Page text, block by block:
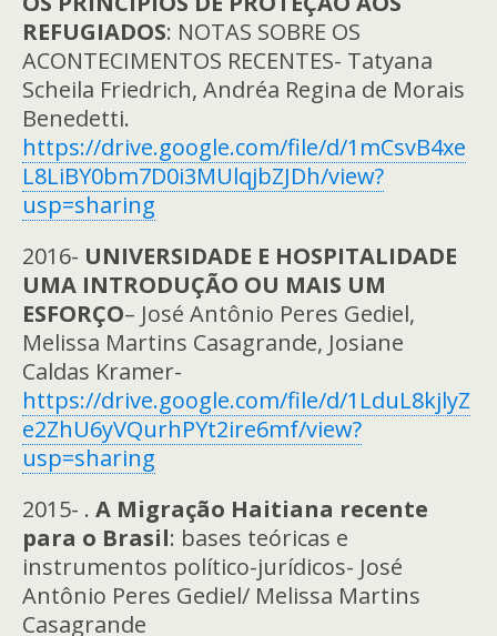
REFUGIADOS: NOTAS SOBRE OS
ACONTECIMENTOS RECENTES- Tatyana
Scheila Friedrich, Andréa Regina de Morais
Benedetti.
https://drive.google.com/file/d/1mCsvB4xe
L8LiBY0bm7D0i3MUlqjbZJDh/view?
usp=sharing
2016- UNIVERSIDADE E HOSPITALIDADE
UMA INTRODUÇÃO OU MAIS UM
ESFORÇO– José Antônio Peres Gediel,
Melissa Martins Casagrande, Josiane
Caldas Kramer-
https://drive.google.com/file/d/1LduL8kjlyZ
e2ZhU6yVQurhPYt2ire6mf/view?
usp=sharing
2015- . A Migração Haitiana recente
para o Brasil: bases teóricas e
instrumentos político-jurídicos- José
Antônio Peres Gediel/ Melissa Martins
Casagrande